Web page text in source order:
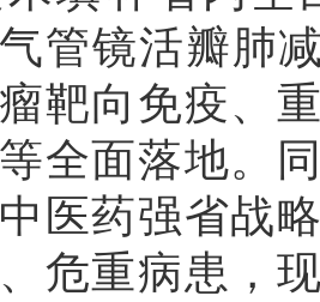
管镜活瓣肺
靶向免疫、
全面落地。
医药强省战
危重病患，